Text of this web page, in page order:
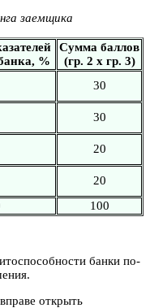
заемщика
%
Сумма баллов
(гр. 2 х гр. 3)
30
30
20
20
100
банки по-
открыть